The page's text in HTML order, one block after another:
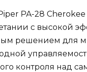
PA-28 Cherokee
с высокой
решением для
контроля над